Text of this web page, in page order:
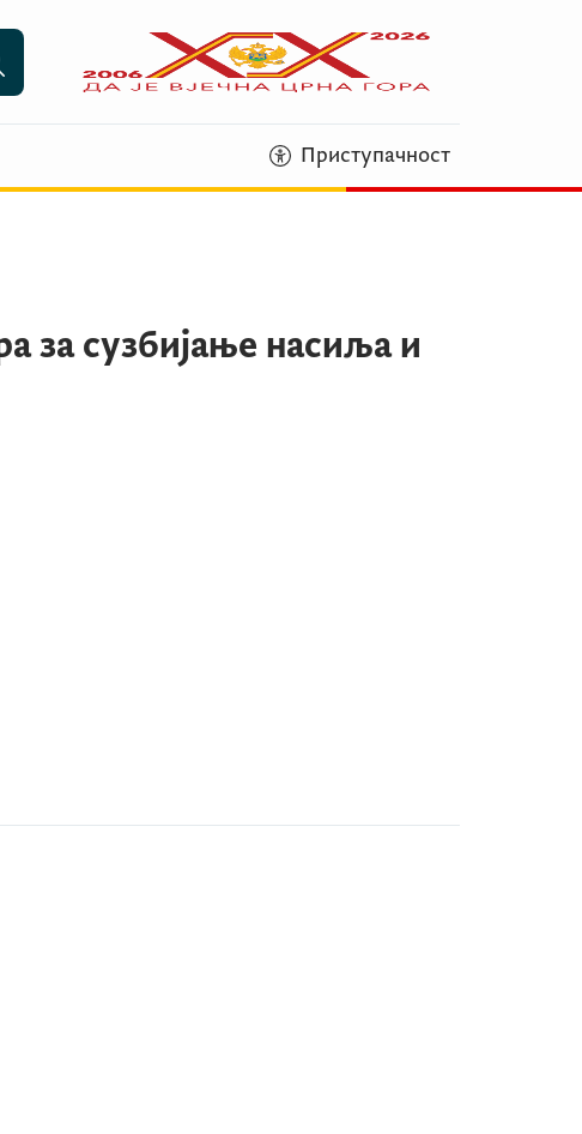
Приступачност
за сузбијање насиља и